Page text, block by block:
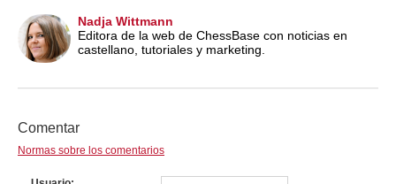
Nadja Wittmann
Editora de la web de ChessBase con noticias en
castellano, tutoriales y marketing.
Comentar
Normas sobre los comentarios